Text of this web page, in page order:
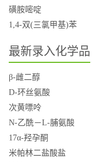
磺胺嘧啶
1,4-双(三氯甲基)苯
最新录入化学品
β-雌二醇
D-环丝氨酸
次黄嘌呤
N-乙酰－L-脯氨酸
17α-羟孕酮
米帕林二盐酸盐